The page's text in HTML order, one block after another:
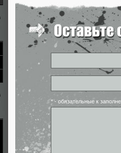
* - обязательные к